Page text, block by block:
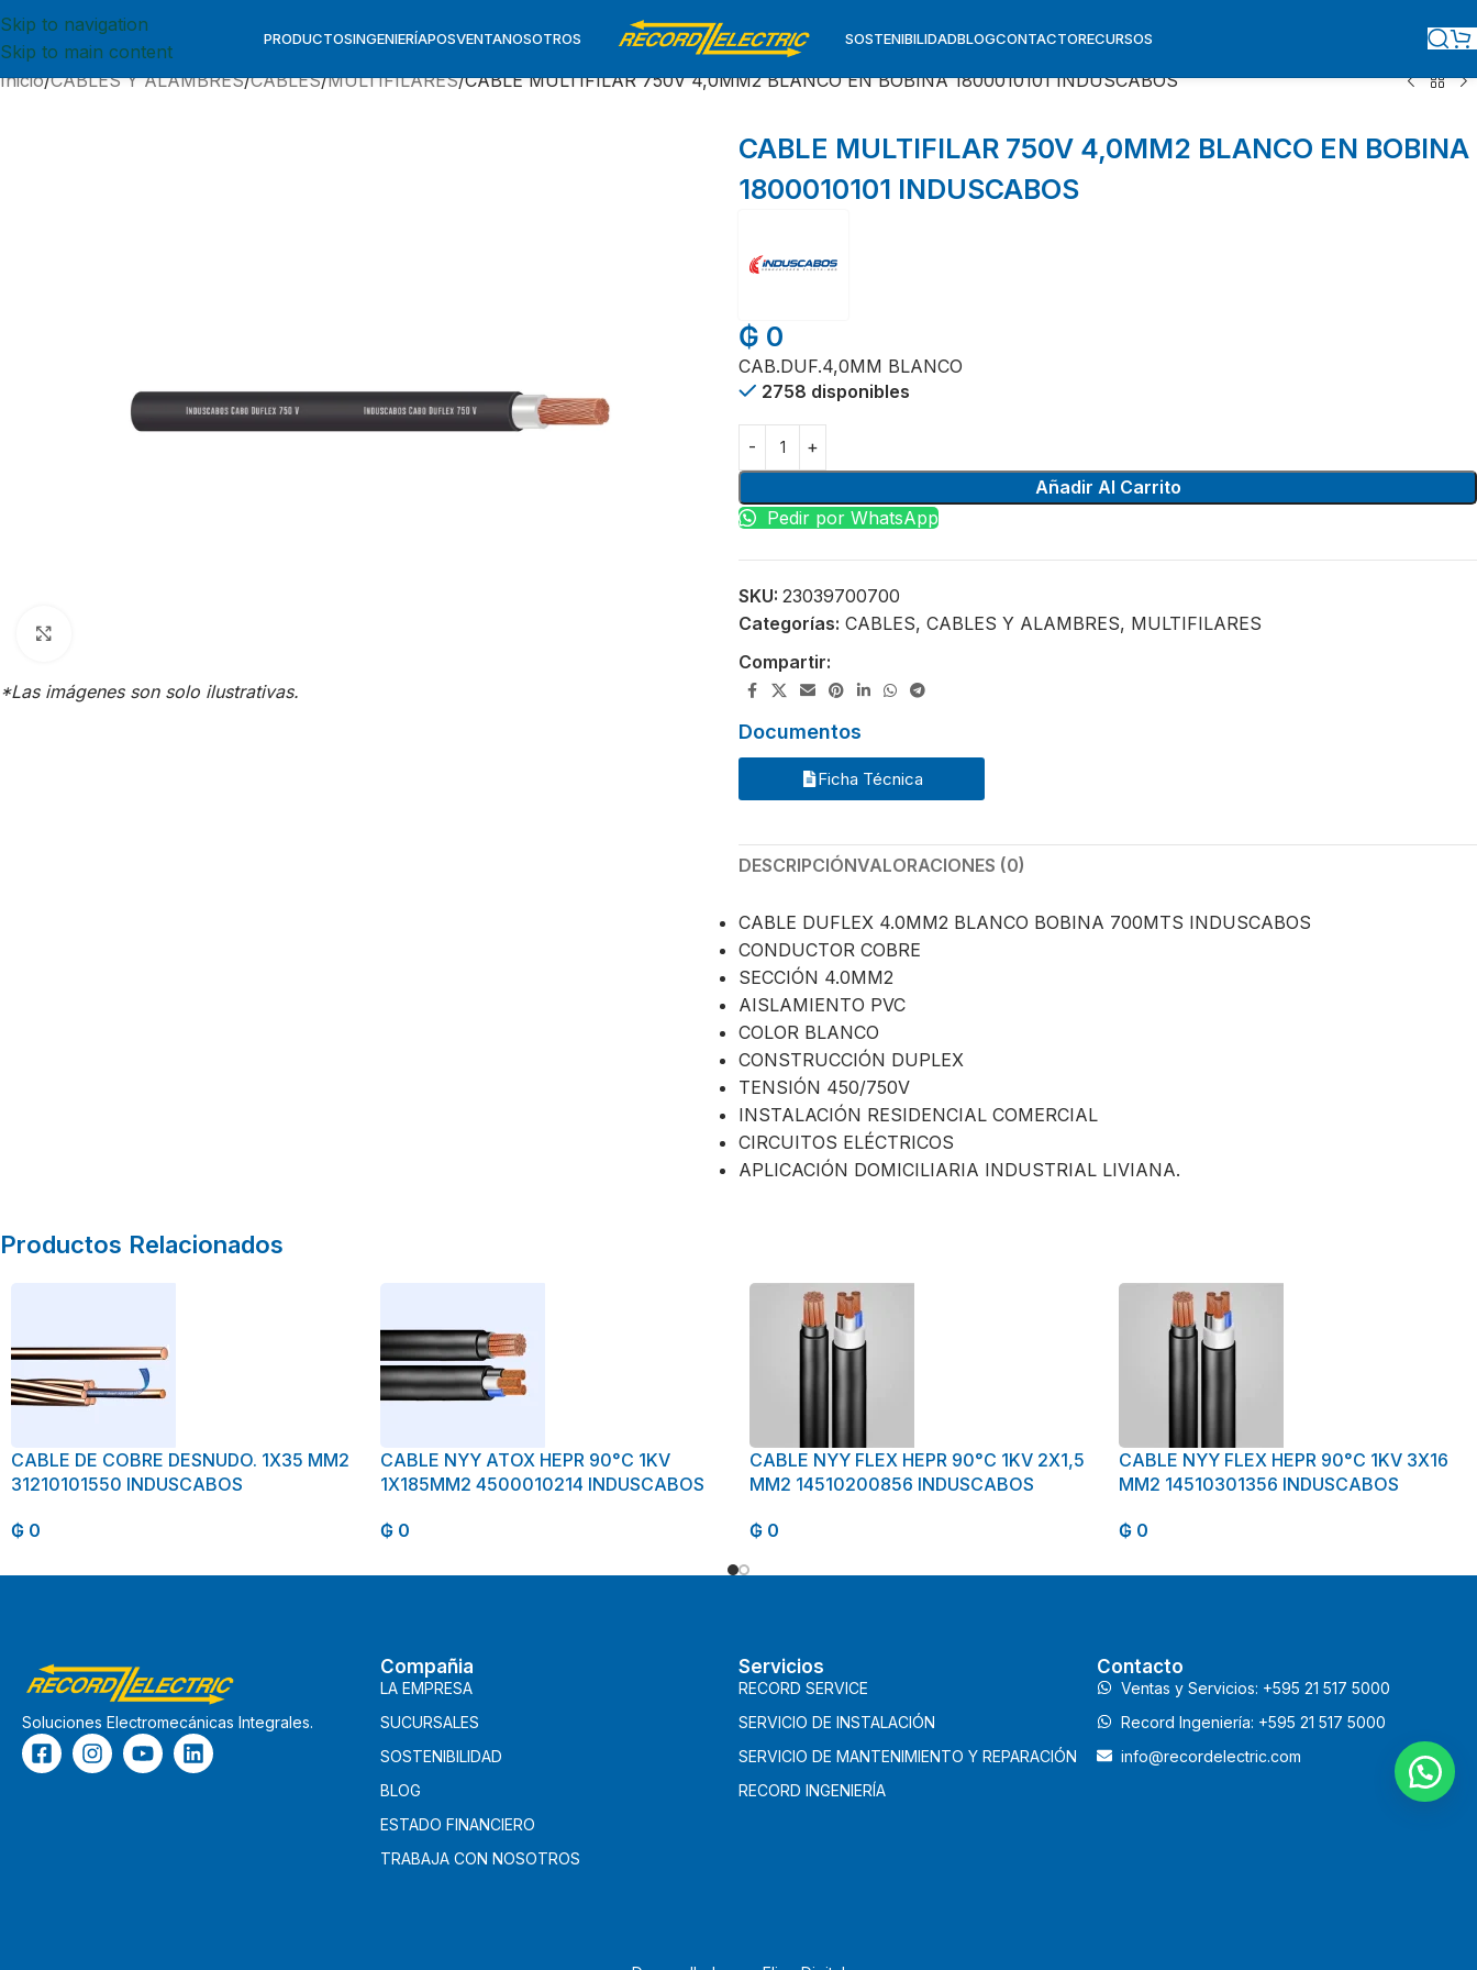
Skip to navigation
Skip to main content
PRODUCTOSINGENIERÍAPOSVENTANOSOTROS SOSTENIBILIDADBLOGCONTACTORECURSOS
Inicio CABLES Y ALAMBRES CABLES MULTIFILARES CABLE MULTIFILAR 750V 4,0MM2 BLANCO EN BOBINA 1800010101 INDUSCABOS
*Las imágenes son solo ilustrativas.
CABLE MULTIFILAR 750V 4,0MM2 BLANCO EN BOBINA
1800010101 INDUSCABOS
₲ 0
CAB.DUF.4,0MM BLANCO
2758 disponibles
Añadir Al Carrito
Pedir por WhatsApp
SKU: 23039700700
Categorías: CABLES, CABLES Y ALAMBRES, MULTIFILARES
Compartir:
Documentos
Ficha Técnica
DESCRIPCIÓNVALORACIONES (0)
CABLE DUFLEX 4.0MM2 BLANCO BOBINA 700MTS INDUSCABOS
CONDUCTOR COBRE
SECCIÓN 4.0MM2
AISLAMIENTO PVC
COLOR BLANCO
CONSTRUCCIÓN DUPLEX
TENSIÓN 450/750V
INSTALACIÓN RESIDENCIAL COMERCIAL
CIRCUITOS ELÉCTRICOS
APLICACIÓN DOMICILIARIA INDUSTRIAL LIVIANA.
Productos Relacionados
CABLE DE COBRE DESNUDO. 1X35 MM2
31210101550 INDUSCABOS
₲ 0
CABLE NYY ATOX HEPR 90°C 1KV
1X185MM2 4500010214 INDUSCABOS
₲ 0
CABLE NYY FLEX HEPR 90°C 1KV 2X1,5
MM2 14510200856 INDUSCABOS
₲ 0
CABLE NYY FLEX HEPR 90°C 1KV 3X16
MM2 14510301356 INDUSCABOS
₲ 0
Soluciones Electromecánicas Integrales.
Compañia
LA EMPRESA
SUCURSALES
SOSTENIBILIDAD
BLOG
ESTADO FINANCIERO
TRABAJA CON NOSOTROS
Servicios
RECORD SERVICE
SERVICIO DE INSTALACIÓN
SERVICIO DE MANTENIMIENTO Y REPARACIÓN
RECORD INGENIERÍA
Contacto
Ventas y Servicios: +595 21 517 5000
Record Ingeniería: +595 21 517 5000
info@recordelectric.com